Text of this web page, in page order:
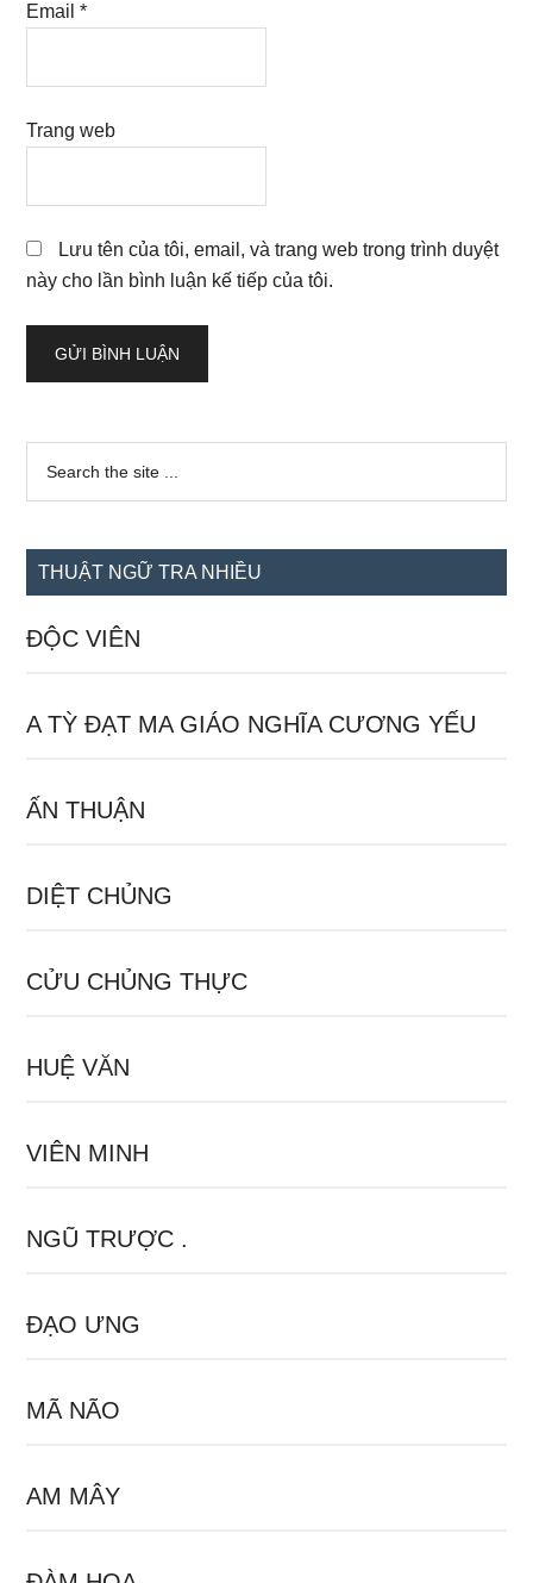
Email*
Trang web
Lưu tên của tôi, email, và trang web trong trình duyệt
này cho lần bình luận kế tiếp của tôi.
Sidebar
chính
...
THUẬT NGỮ TRA NHIỀU
ĐỘC VIÊN
A TỲ ĐẠT MA GIÁO NGHĨA CƯƠNG YẾU
ẤN THUẬN
DIỆT CHỦNG
CỬU CHỦNG THỰC
HUỆ VĂN
VIÊN MINH
NGŨ TRƯỢC .
ĐẠO ƯNG
MÃ NÃO
AM MÂY